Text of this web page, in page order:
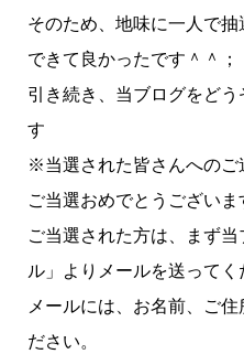
そのため、地味に一人で
できて良かったです＾＾；
引き続き、当ブログをど
す
※当選された皆さんへのご
ご当選おめでとうございま
ご当選された方は、まず
ル」よりメールを送ってく
メールには、お名前、ご
ださい。